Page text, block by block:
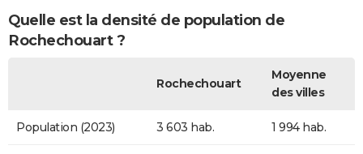
Quelle est la densité de population de
Rochechouart ?
Rochechouart
Moyenne
des villes
Population (2023) 3 603 hab. 1 994 hab.